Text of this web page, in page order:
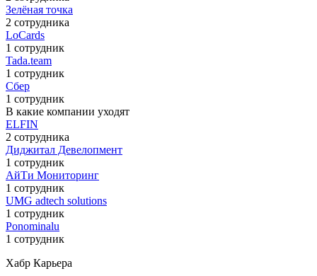
Зелёная точка
2 сотрудника
LoCards
1 сотрудник
Tada.team
1 сотрудник
Сбер
1 сотрудник
В какие компании уходят
ELFIN
2 сотрудника
Диджитал Девелопмент
1 сотрудник
АйТи Мониторинг
1 сотрудник
UMG adtech solutions
1 сотрудник
Ponominalu
1 сотрудник
Хабр Карьера